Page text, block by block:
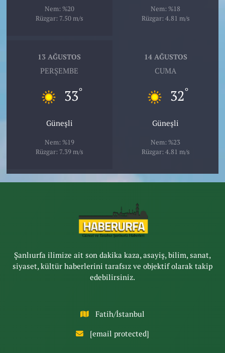
Nem: %20
Rüzgar: 7.50 m/s
Nem: %18
Rüzgar: 4.81 m/s
13 AĞUSTOS
PERŞEMBE
33°
Güneşli
Nem: %19
Rüzgar: 7.39 m/s
14 AĞUSTOS
CUMA
32°
Güneşli
Nem: %23
Rüzgar: 4.81 m/s
Şanlıurfa ilimize ait son dakika kaza, asayiş, bilim, sanat,
siyaset, kültür haberlerini tarafsız ve objektif olarak takip
edebilirsiniz.
Fatih/İstanbul
[email protected]